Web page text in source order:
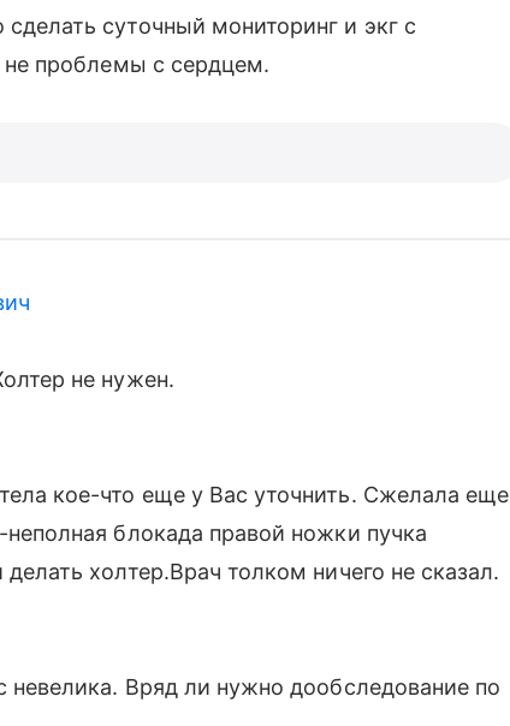
суточный мониторинг и экг с
не проблемы с сердцем.
не нужен.
кое-что еще у Вас уточнить. Сжелала еще
блокада правой ножки пучка
холтер.Врач толком ничего не сказал.
невелика. Вряд ли нужно дообследование по